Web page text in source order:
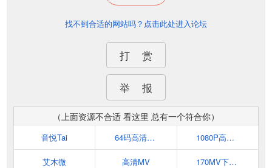
找不到合适的网站吗？点击此处进入论坛
打 赏
举 报
（上面资源不合适 看这里 总有一个符合你）
音悦Tai 64码高清MV 1080P高清MV名网
艾木微 高清MV 170MV下载网